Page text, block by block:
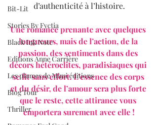
Bit-Lit
Stories By Fyctia
Black Ink Note
Editions Anne Carrière
Les plumes de Mimi éditions
Blog Tour
Thriller
d’authenticité à l’histoire.
Une romance prenante avec quelques
longueurs, mais de l’action, de la
passion, des sentiments dans des
décors hétéroclites, paradisiaques qui
se lit sans effort. L’essence des corps
et du désir, de l’amour sera plus forte
que le reste, cette attirance vous
emportera surement avec elle !